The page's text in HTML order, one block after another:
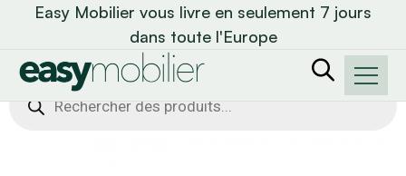
Easy Mobilier vous livre en seulement 7 jours
dans toute l'Europe
Recherche
de